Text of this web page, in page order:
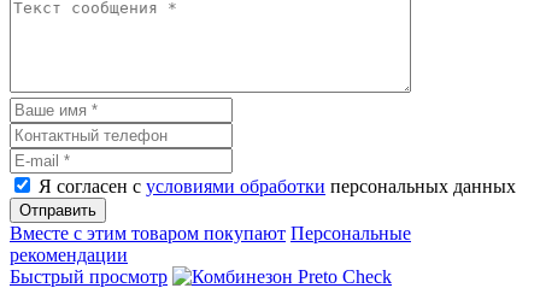
Я согласен с условиями обработки персональных данных
Отправить
Вместе с этим товаром покупают Персональные
рекомендации
Быстрый просмотр